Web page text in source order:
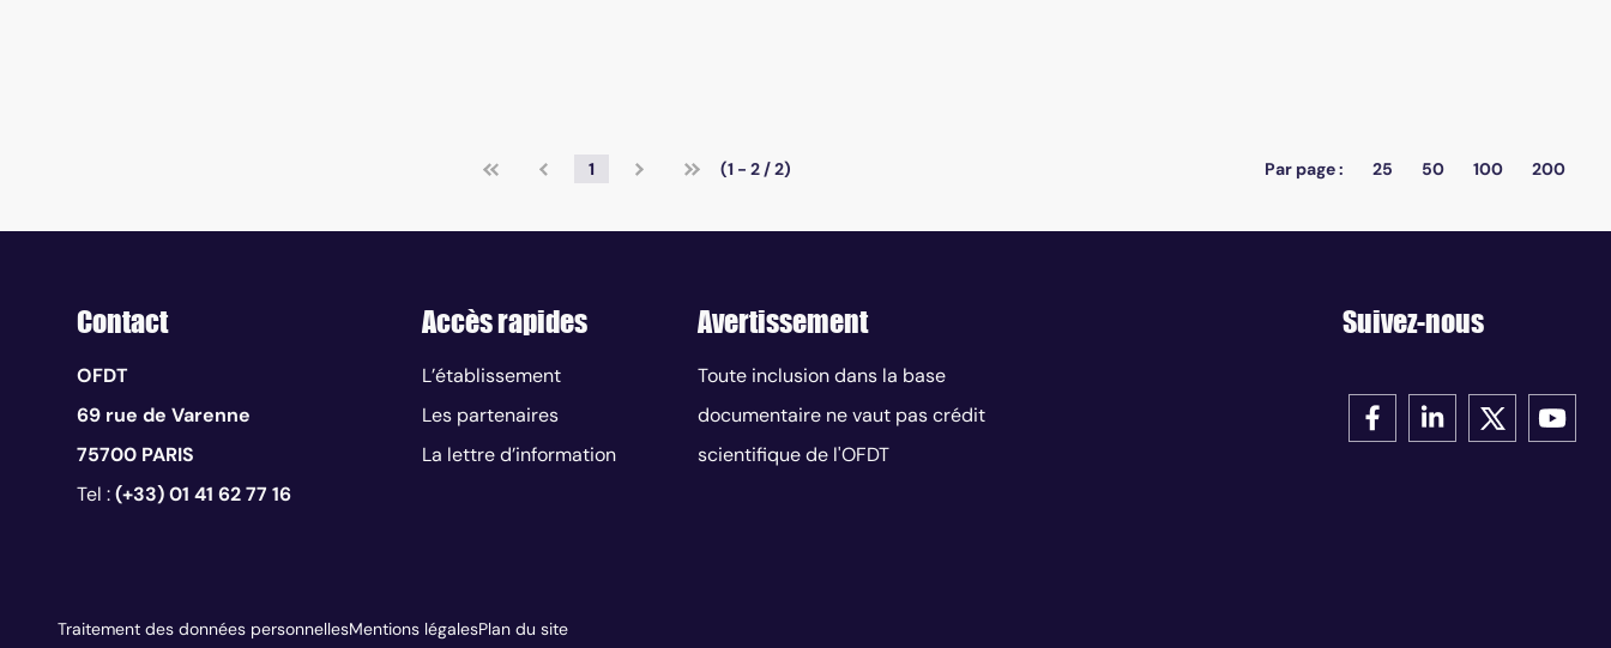
1 (1 - 2 / 2) Par page : 25 50 100 200
Contact
OFDT
69 rue de Varenne
75700 PARIS
Tel :(+33) 01 41 62 77 16
Accès rapides
L’établissement
Les partenaires
La lettre d’information
Avertissement
Toute inclusion dans la base
documentaire ne vaut pas crédit
scientifique de l'OFDT
Suivez-nous
Traitement des données personnellesMentions légalesPlan du site